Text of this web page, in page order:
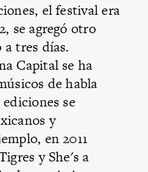
el festival era
se agregó otro
a tres días.
Capital se ha
de habla
se
y
en 2011
y She's a